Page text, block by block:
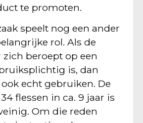
te promoten.
speelt nog een ander
rol. Als de
beroept op een
is, dan
echt gebruiken. De
flessen in ca. 9 jaar is
Om die reden